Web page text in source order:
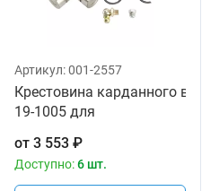
Артикул:001-2557
Крестовина карданного
19-1005 для
от 3 553 ₽
Доступно:6 шт.